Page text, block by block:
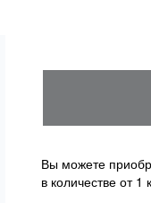
Вы можете
в количестве от 1